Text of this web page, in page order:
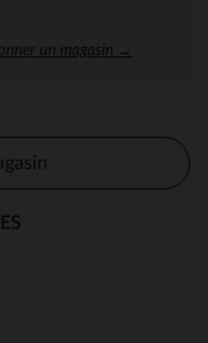
un magasin →